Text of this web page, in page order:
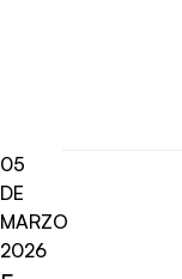
05
DE
MARZO
2026